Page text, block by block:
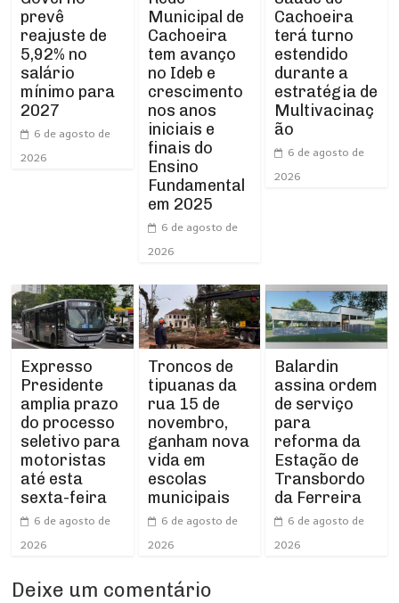
prevê
reajuste de
5,92% no
salário
mínimo para
2027
6 de agosto de
2026
Municipal de
Cachoeira
tem avanço
no Ideb e
crescimento
nos anos
iniciais e
finais do
Ensino
Fundamental
em 2025
6 de agosto de
2026
Cachoeira
terá turno
estendido
durante a
estratégia de
Multivacinaç
ão
6 de agosto de
2026
Expresso
Presidente
amplia prazo
do processo
seletivo para
motoristas
até esta
sexta-feira
6 de agosto de
2026
Troncos de
tipuanas da
rua 15 de
novembro,
ganham nova
vida em
escolas
municipais
6 de agosto de
2026
Balardin
assina ordem
de serviço
para
reforma da
Estação de
Transbordo
da Ferreira
6 de agosto de
2026
Deixe um comentário